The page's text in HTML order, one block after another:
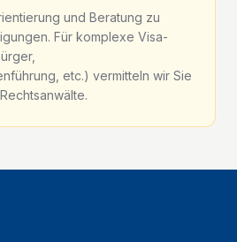
und Beratung zu
Für komplexe Visa-
etc.) vermitteln wir Sie